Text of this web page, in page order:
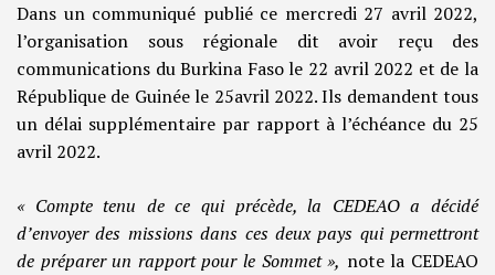
Dans un communiqué publié ce mercredi 27 avril 2022,
l’organisation sous régionale dit avoir reçu des
communications du Burkina Faso le 22 avril 2022 et de la
République de Guinée le 25avril 2022. Ils demandent tous
un délai supplémentaire par rapport à l’échéance du 25
avril 2022.
« Compte tenu de ce qui précède, la CEDEAO a décidé
d’envoyer des missions dans ces deux pays qui permettront
de préparer un rapport pour le Sommet », note la CEDEAO